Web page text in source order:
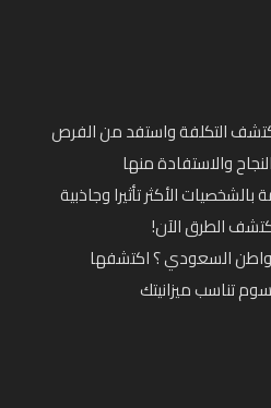
التكلفة واستفد من الفرص
والاستفادة منها
الأكثر تأثيرا وجاذبية
الطرق الآن!
السعودي ؟ اكتشفها
تناسب ميزانيتك